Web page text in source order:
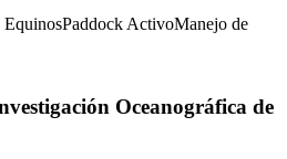
Paddock ActivoManejo de
Oceanográfica de